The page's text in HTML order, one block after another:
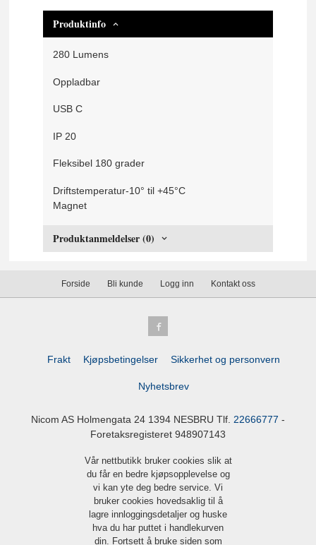
Produktinfo
280 Lumens
Oppladbar
USB C
IP 20
Fleksibel 180 grader
Driftstemperatur-10° til +45°C
Magnet
Produktanmeldelser (0)
Forside Bli kunde Logg inn Kontakt oss
Frakt Kjøpsbetingelser Sikkerhet og personvern
Nyhetsbrev
Nicom AS Holmengata 24 1394 NESBRU Tlf. 22666777 -
Foretaksregisteret 948907143
Vår nettbutikk bruker cookies slik at
du får en bedre kjøpsopplevelse og
vi kan yte deg bedre service. Vi
bruker cookies hovedsaklig til å
lagre innloggingsdetaljer og huske
hva du har puttet i handlekurven
din. Fortsett å bruke siden som